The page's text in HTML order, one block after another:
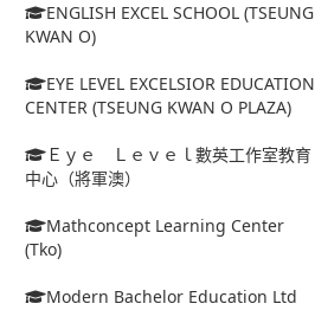
ENGLISH EXCEL SCHOOL (TSEUNG
KWAN O)
EYE LEVEL EXCELSIOR EDUCATION
CENTER (TSEUNG KWAN O PLAZA)
Ｅｙｅ Ｌｅｖｅｌ數英工作室教育
中心（將軍澳）
Mathconcept Learning Center
(Tko)
Modern Bachelor Education Ltd